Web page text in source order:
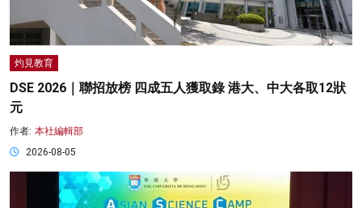
灼見教育
DSE 2026｜聯招放榜 四成五人獲取錄 港大、中大各取12狀
元
作者: 本社編輯部
2026-08-05